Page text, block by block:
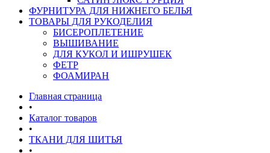
ФУРНИТУРА ДЛЯ НИЖНЕГО БЕЛЬЯ
ТОВАРЫ ДЛЯ РУКОДЕЛИЯ
БИСЕРОПЛЕТЕНИЕ
ВЫШИВАНИЕ
ДЛЯ КУКОЛ И ИШРУШЕК
ФЕТР
ФОАМИРАН
Главная страница
•
Каталог товаров
•
ТКАНИ ДЛЯ ШИТЬЯ
•